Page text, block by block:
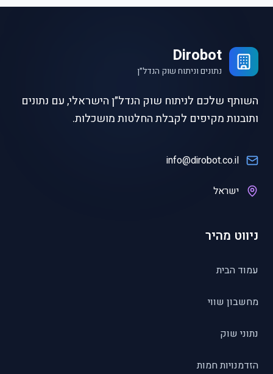
Dirobot
נתונים וניתוח שוק הנדל״ן
השותף שלכם לניתוח שוק הנדל״ן הישראלי, עם נתונים
ותובנות מקיפים לקבלת החלטות מושכלות.
info@dirobot.co.il
ישראל
ניווט מהיר
עמוד הבית
מחשבון שווי
נתוני שוק
הזדמנויות חמות